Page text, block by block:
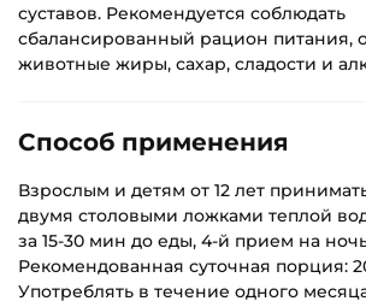
суставов. Рекомендуется соблюдать
сбалансированный рацион питания,
животные жиры, сахар, сладости и
Способ применения
Взрослым и детям от 12 лет
двумя столовыми ложками теплой
за 15-30 мин до еды, 4-й прием на
Рекомендованная суточная порция:
Употреблять в течение одного